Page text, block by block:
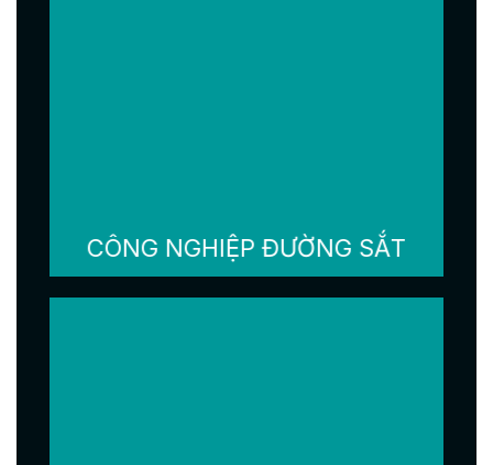
CÔNG NGHIỆP ĐƯỜNG SẮT